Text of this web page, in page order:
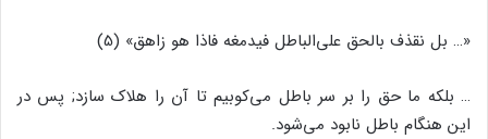
«… بل نقذف بالحق على‌‌الباطل فیدمغه فاذا هو زاهق‌‌» (5)
… بلکه ما حق را بر سر باطل مى‌‌کوبیم تا آن را هلاک سازد; پس در
این هنگام باطل نابود مى‌‌شود.